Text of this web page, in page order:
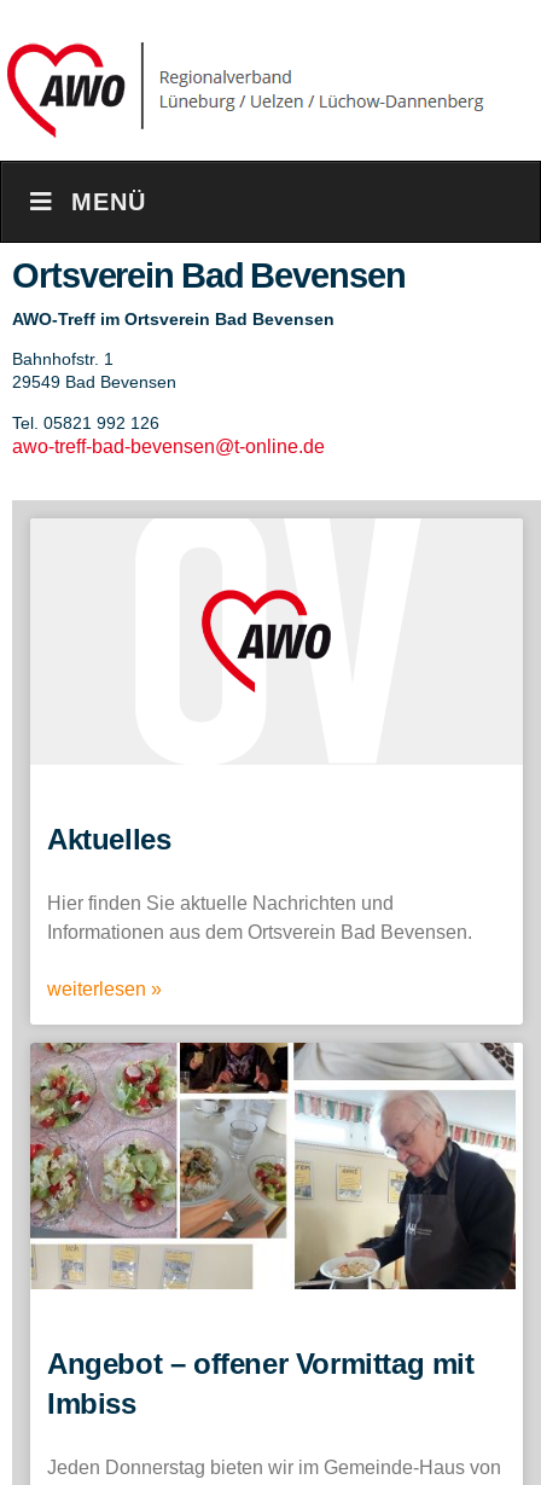
MENÜ
Ortsverein Bad Bevensen
AWO-Treff im Ortsverein Bad Bevensen
Bahnhofstr. 1
29549 Bad Bevensen
Tel. 05821 992 126
awo-treff-bad-bevensen@t-online.de
Aktuelles
Hier finden Sie aktuelle Nachrichten und
Informationen aus dem Ortsverein Bad Bevensen.
weiterlesen »
Angebot – offener Vormittag mit
Imbiss
Jeden Donnerstag bieten wir im Gemeinde-Haus von